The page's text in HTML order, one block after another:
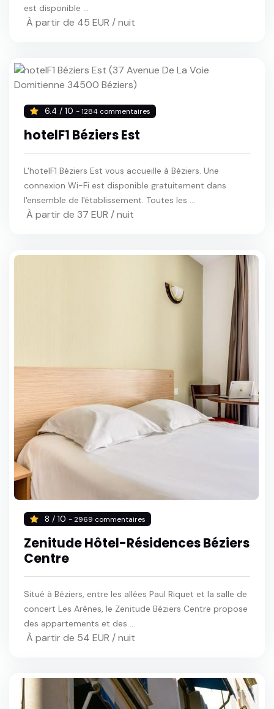
est disponible ...
À partir de 45 EUR / nuit
6.4 / 10 - 1284 commentaires
hotelF1 Béziers Est
L'hotelF1 Béziers Est vous accueille à Béziers. Une
connexion Wi-Fi est disponible gratuitement dans
l'ensemble de l'établissement. Toutes les ...
À partir de 37 EUR / nuit
8 / 10 - 2969 commentaires
Zenitude Hôtel-Résidences Béziers
Centre
Situé à Béziers, entre les allées Paul Riquet et la salle de
concert Les Arènes, le Zenitude Béziers Centre propose
des appartements et des ...
À partir de 54 EUR / nuit